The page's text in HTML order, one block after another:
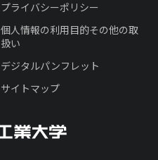
プライバシーポリシー
個人情報の利用目的その他の取
扱い
デジタルパンフレット
サイトマップ